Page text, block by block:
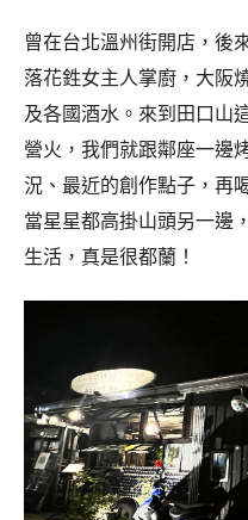
曾在台北溫州街開店，後
落花鉎女主人掌廚，大阪
及各國酒水。來到田口山
營火，我們就跟鄰座一邊
況、最近的創作點子，再
當星星都高掛山頭另一邊
生活，真是很都蘭！